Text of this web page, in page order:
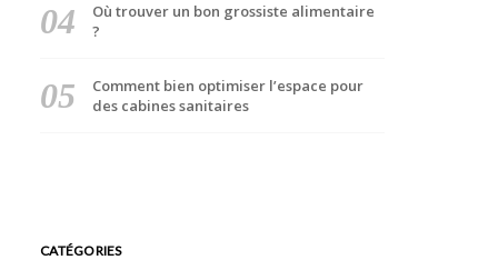
Où trouver un bon grossiste alimentaire
?
Comment bien optimiser l’espace pour
des cabines sanitaires
CATÉGORIES